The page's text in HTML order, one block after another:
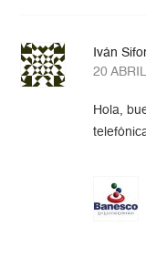
Iván
20
Hola,